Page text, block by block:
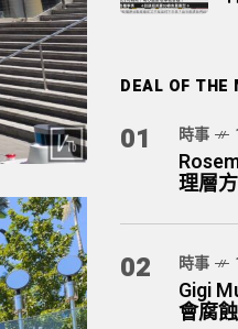
DEAL OF THE
01 時事
理層
02 時事
Gigi
會腐